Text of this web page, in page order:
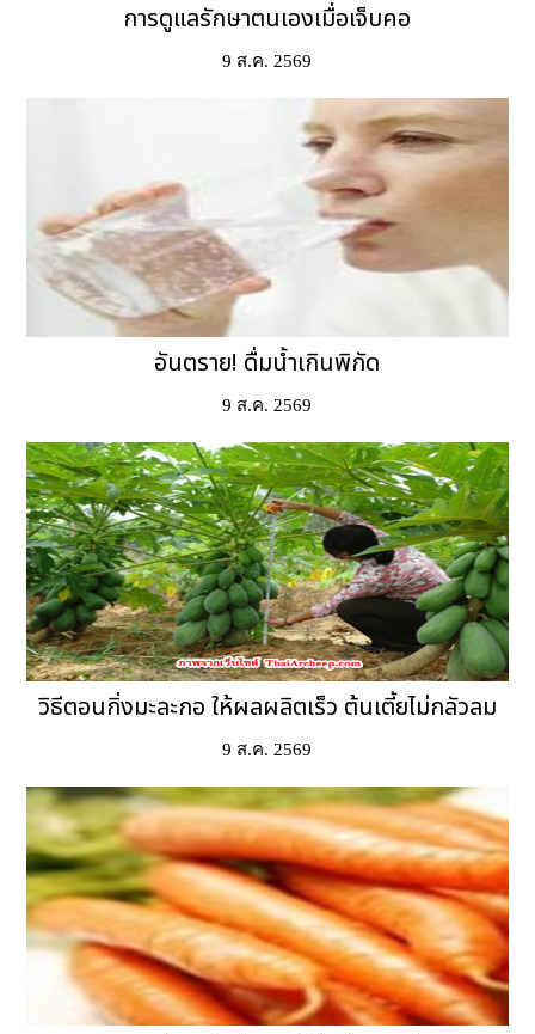
การดูแลรักษาตนเองเมื่อเจ็บคอ
9 ส.ค. 2569
อันตราย! ดื่มน้ำเกินพิกัด
9 ส.ค. 2569
วิธีตอนกิ่งมะละกอ ให้ผลผลิตเร็ว ต้นเตี้ยไม่กลัวลม
9 ส.ค. 2569